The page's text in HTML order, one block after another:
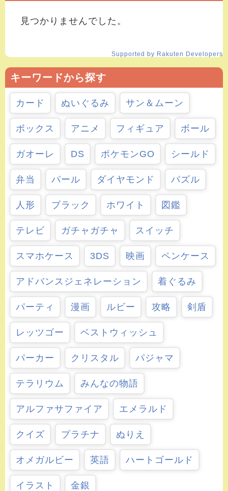
見つかりませんでした。
Supported by Rakuten Developers
キーワードから探す
カード ぬいぐるみ サン＆ムーン
ボックス アニメ フィギュア ボール
ガオーレ DS ポケモンGO シールド
弁当 パール ダイヤモンド パズル
人形 ブラック ホワイト 図鑑
テレビ ガチャガチャ スイッチ
スマホケース 3DS 映画 ペンケース
アドバンスジェネレーション 着ぐるみ
パーティ 漫画 ルビー 攻略 剣盾
レッツゴー ベストウィッシュ
パーカー クリスタル パジャマ
テラリウム みんなの物語
アルファサファイア エメラルド
クイズ プラチナ ぬりえ
オメガルビー 英語 ハートゴールド
イラスト 金銀